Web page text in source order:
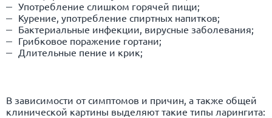
Употребление слишком горячей пищи;
Курение, употребление спиртных напитков;
Бактериальные инфекции, вирусные заболевания;
Грибковое поражение гортани;
Длительные пение и крик;
В зависимости от симптомов и причин, а также общей
клинической картины выделяют такие типы ларингита: